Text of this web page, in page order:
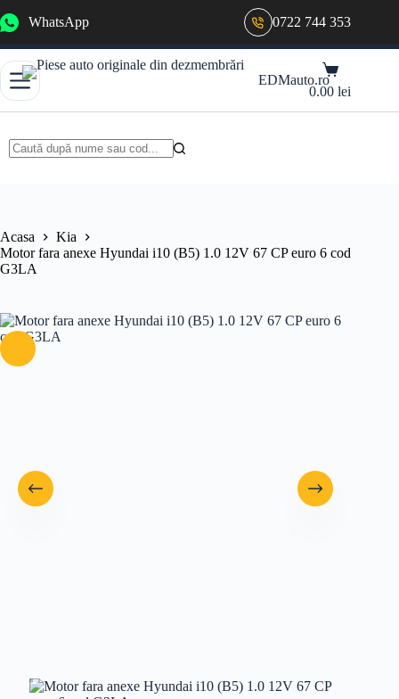
la
WhatsApp 0722 744 353
EDMauto.ro
Coș
de
cumpărături
0.00lei
Acasa
Kia
Motor fara anexe Hyundai i10 (B5) 1.0 12V 67 CP euro 6 cod
G3LA